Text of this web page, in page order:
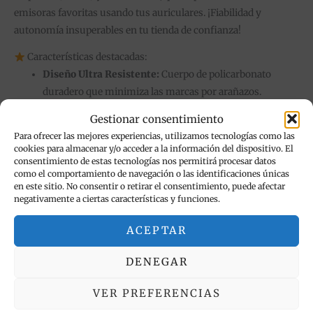
Gestionar consentimiento
Para ofrecer las mejores experiencias, utilizamos tecnologías como las
cookies para almacenar y/o acceder a la información del dispositivo. El
consentimiento de estas tecnologías nos permitirá procesar datos
como el comportamiento de navegación o las identificaciones únicas
en este sitio. No consentir o retirar el consentimiento, puede afectar
negativamente a ciertas características y funciones.
ACEPTAR
DENEGAR
VER PREFERENCIAS
emisoras favoritas usando tus auriculares. ¡Fiabilidad y
autonomía insuperables en tu tienda de confianza!
Características destacadas:
Diseño Ultra Resistente: Cuerpo de policarbonato
duradero que minimiza las marcas por arañazos.
Autonomía Imbatible:Batería de gran capacidad
pensada para durar días sin pasar por el cargador.
Doble Conectividad:Soporte para Dual SIM, ideal para
llevar dos números simultáneamente.
Incluye el icónico juego
Snake y Radio FM integrada.
para marcar y escribir mensajes con total comodidad.
Calidad Mercachip:Tu solución en telefonía móvil